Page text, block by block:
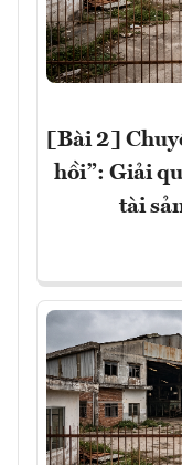
[Bài 2]
hồi”: Giải
tài